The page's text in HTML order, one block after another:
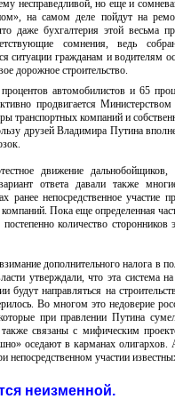
несправедливой, но еще и
на самом деле пойдут на
даже бухгалтерия этой весьма
сомнения, ведь
ситуации гражданам и водителям
дорожное строительство.
автомобилистов и 65
продвигается Министерством
транспортных компаний и
друзей Владимира Путина
движение дальнобойщиков,
ответа давали также
ранее непосредственное участие
Пока еще определенная
количество сторонников
дополнительного налога в
утверждали, что эта система
будут направляться на
Во многом это недоверие
при правлении Путина
связаны с мифическим
оседают в карманах олигархов.
непосредственном участии
неизменной.